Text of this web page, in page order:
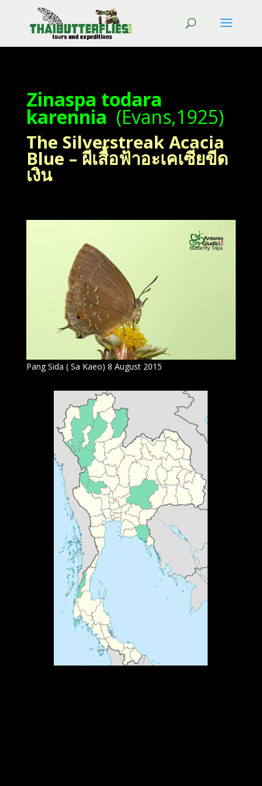
Zinaspa todara
karennia (Evans,1925)
The Silverstreak Acacia
Blue – ผีเสื้อฟ้าอะเคเซียขีด
เงิน
Pang Sida ( Sa Kaeo) 8 August 2015